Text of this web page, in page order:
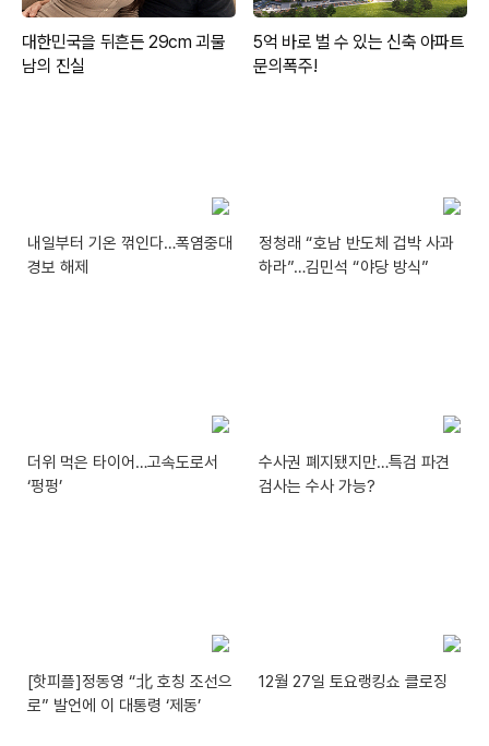
내일부터 기온 꺾인다…폭염중대
경보 해제
정청래 “호남 반도체 겁박 사과
하라”…김민석 “야당 방식”
더위 먹은 타이어…고속도로서
‘펑펑’
수사권 폐지됐지만…특검 파견
검사는 수사 가능?
[핫피플]정동영 “北 호칭 조선으
로” 발언에 이 대통령 ‘제동’
12월 27일 토요랭킹쇼 클로징